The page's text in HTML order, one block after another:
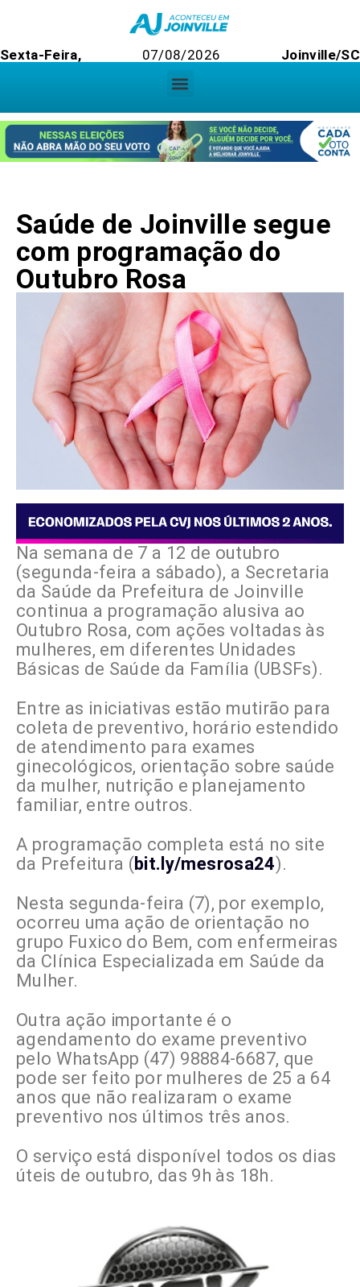
Sexta-Feira, 07/08/2026 Joinville/SC
Saúde de Joinville segue
com programação do
Outubro Rosa
Na semana de 7 a 12 de outubro
(segunda-feira a sábado), a Secretaria
da Saúde da Prefeitura de Joinville
continua a programação alusiva ao
Outubro Rosa, com ações voltadas às
mulheres, em diferentes Unidades
Básicas de Saúde da Família (UBSFs).
Entre as iniciativas estão mutirão para
coleta de preventivo, horário estendido
de atendimento para exames
ginecológicos, orientação sobre saúde
da mulher, nutrição e planejamento
familiar, entre outros.
A programação completa está no site
da Prefeitura (bit.ly/mesrosa24).
Nesta segunda-feira (7), por exemplo,
ocorreu uma ação de orientação no
grupo Fuxico do Bem, com enfermeiras
da Clínica Especializada em Saúde da
Mulher.
Outra ação importante é o
agendamento do exame preventivo
pelo WhatsApp (47) 98884-6687, que
pode ser feito por mulheres de 25 a 64
anos que não realizaram o exame
preventivo nos últimos três anos.
O serviço está disponível todos os dias
úteis de outubro, das 9h às 18h.